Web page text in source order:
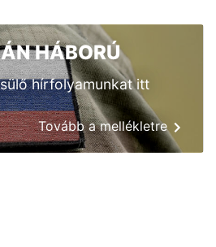
HÁBORÚ
hírfolyamunkat itt
Tovább a mellékletre